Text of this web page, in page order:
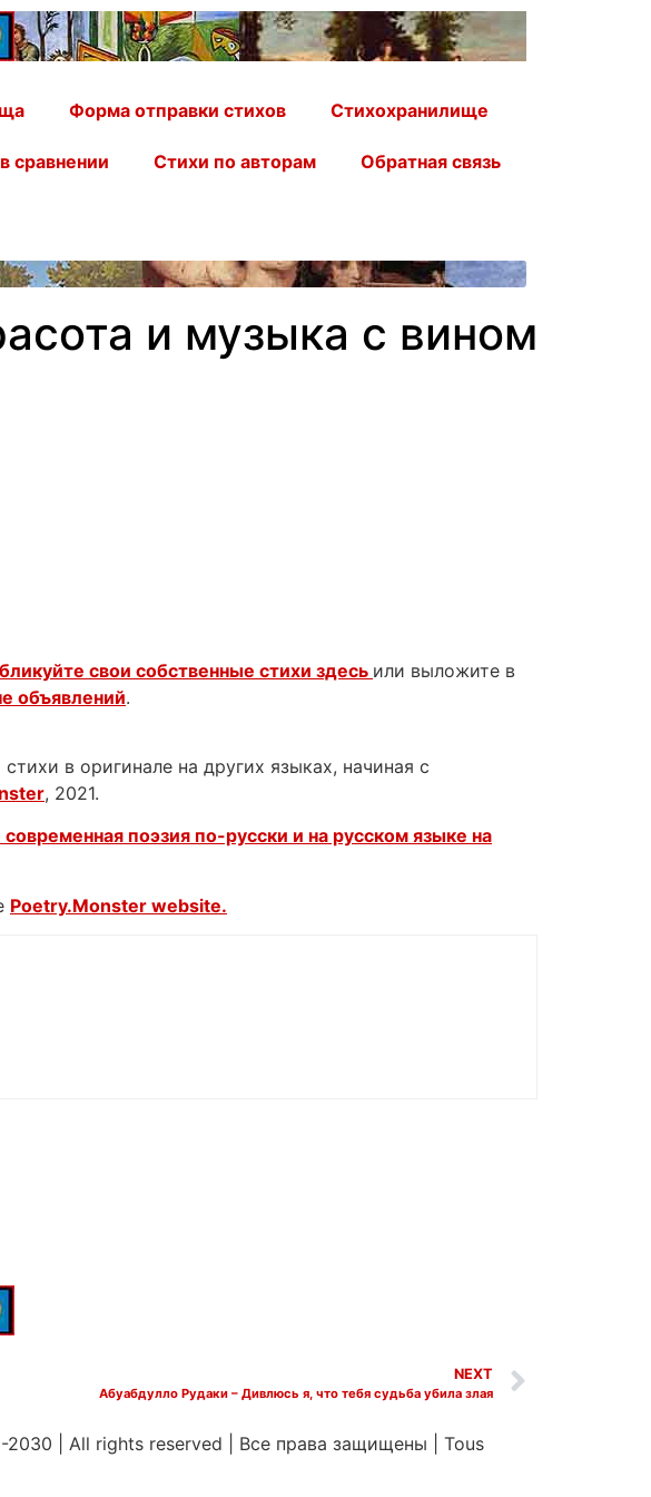
Форма отправки стихов Стихохранилище
сравнении Стихи по авторам Обратная связь
и музыка с вином
свои собственные стихи здесь или выложите в
объявлений.
в оригинале на других языках, начиная с
, 2021.
поэзия по-русски и на русском языке на
Poetry.Monster website.
NEXT
Абуабдулло Рудаки – Дивлюсь я, что тебя судьба убила злая
2030 All rights reserved Все права защищены
Tous